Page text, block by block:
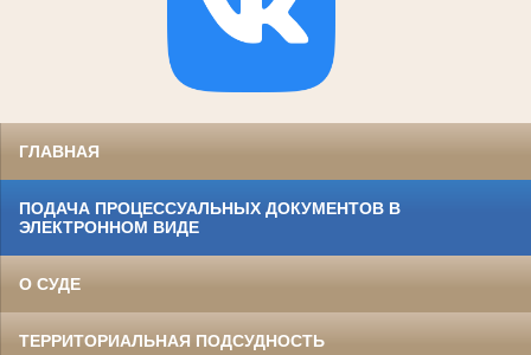
ГЛАВНАЯ
ПОДАЧА ПРОЦЕССУАЛЬНЫХ ДОКУМЕНТОВ В
ЭЛЕКТРОННОМ ВИДЕ
О СУДЕ
ТЕРРИТОРИАЛЬНАЯ ПОДСУДНОСТЬ